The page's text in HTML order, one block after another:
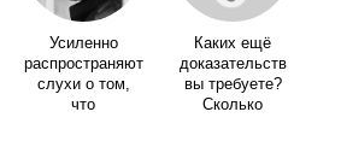
Усиленно
распространяют
слухи о том,
что
Каких ещё
доказательств
вы требуете?
Сколько